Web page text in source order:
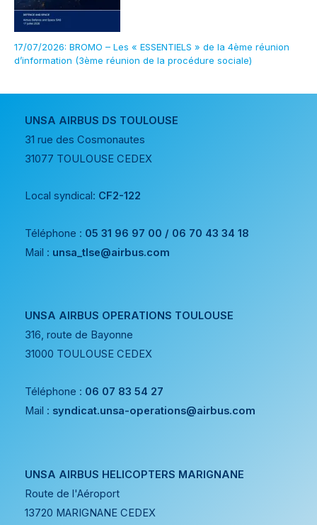
17/07/2026: BROMO – Les « ESSENTIELS » de la 4ème réunion
d’information (3ème réunion de la procédure sociale)
UNSA AIRBUS DS TOULOUSE
31 rue des Cosmonautes
31077 TOULOUSE CEDEX
Local syndical: CF2-122
Téléphone : 05 31 96 97 00 / 06 70 43 34 18
Mail : unsa_tlse@airbus.com
UNSA AIRBUS OPERATIONS TOULOUSE
316, route de Bayonne
31000 TOULOUSE CEDEX
Téléphone : 06 07 83 54 27
Mail : syndicat.unsa-operations@airbus.com
UNSA AIRBUS HELICOPTERS MARIGNANE
Route de l'Aéroport
13720 MARIGNANE CEDEX